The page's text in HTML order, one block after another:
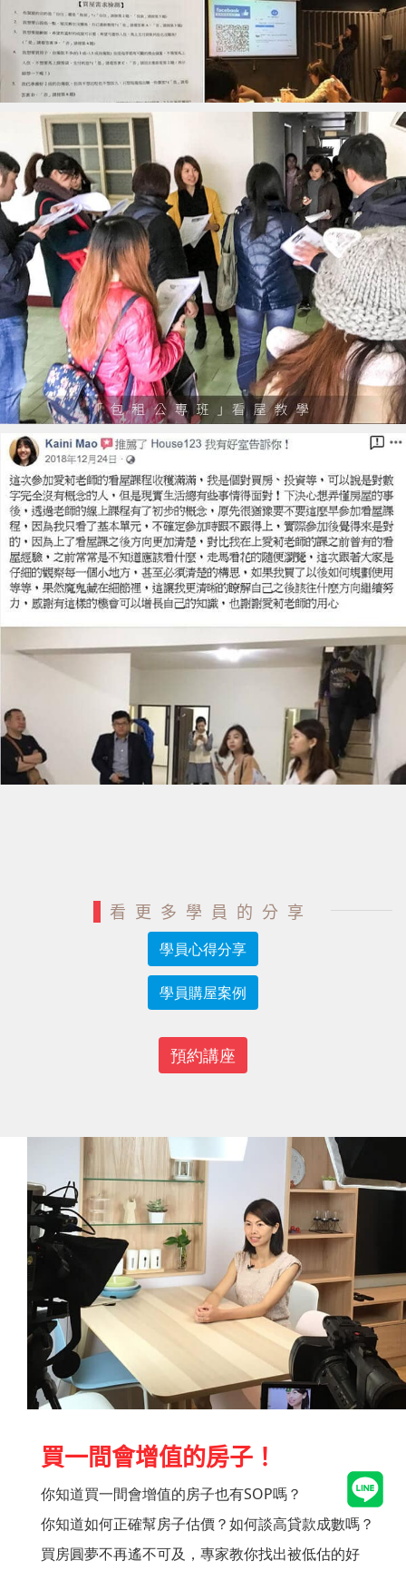
看更多學員的分享
學員心得分享
學員購屋案例
預約講座
買一間會增值的房子！
你知道買一間會增值的房子也有SOP嗎？
你知道如何正確幫房子估價？如何談高貸款成數嗎？
買房圓夢不再遙不可及，專家教你找出被低估的好